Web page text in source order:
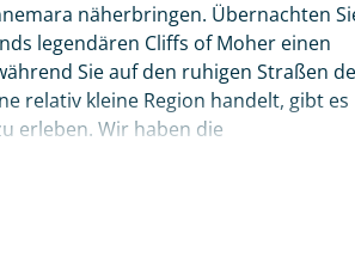
näherbringen. Übernachten
legendären Cliffs of Moher einen
Sie auf den ruhigen Straßen
relativ kleine Region handelt, gibt es
erleben. Wir haben die
Täler und an Irlands einzigem Fjord
Küstenroute Irlands - dem Wild